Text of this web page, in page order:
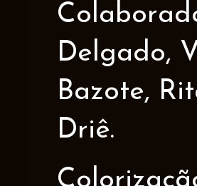
Delgado,
Bazote,
Driê.